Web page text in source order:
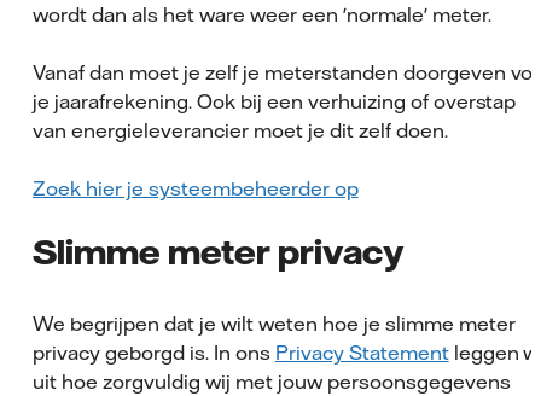
wordt dan als het ware weer een 'normale' meter.
Vanaf dan moet je zelf je meterstanden doorgeven
je jaarafrekening. Ook bij een verhuizing of overstap
van energieleverancier moet je dit zelf doen.
Zoek hier je systeembeheerder op
Slimme meter privacy
We begrijpen dat je wilt weten hoe je slimme meter
privacy geborgd is. In ons Privacy Statementleggen
uit hoe zorgvuldig wij met jouw persoonsgegevens